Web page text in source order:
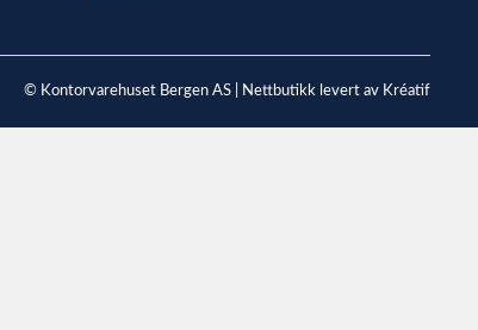
© Kontorvarehuset Bergen AS | Nettbutikk levert av Kréatif